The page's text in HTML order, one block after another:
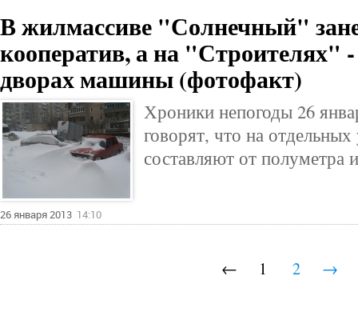
В жилмассиве "Солнечный"
кооператив, а на "Строителях"
дворах машины (фотофакт)
Хроники непогоды 26
говорят, что на
составляют от полуметра
26 января 2013 14:10
← 1 2 →